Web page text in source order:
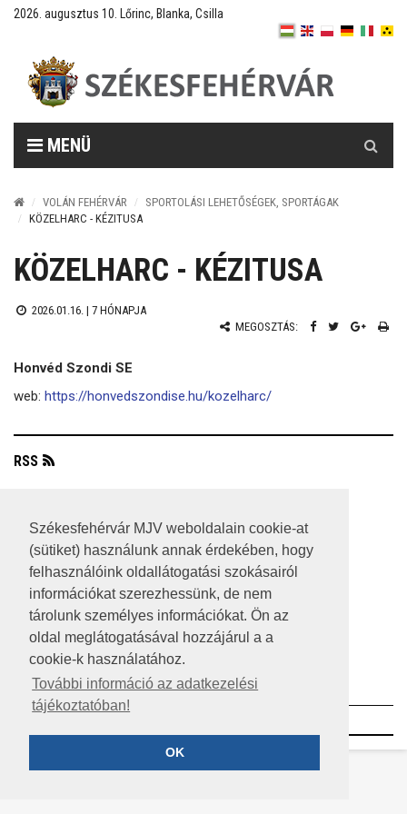
Székesfehérvár MJV weboldalain cookie-at
(sütiket) használunk annak érdekében, hogy
felhasználóink oldallátogatási szokásairól
információkat szerezhessünk, de nem
tárolunk személyes információkat. Ön az
oldal meglátogatásával hozzájárul a a
cookie-k használatához.
További információ az adatkezelési
tájékoztatóban!
OK
2026. augusztus 10. Lőrinc, Blanka, Csilla
MENÜ
VOLÁN FEHÉRVÁR
SPORTOLÁSI LEHETŐSÉGEK, SPORTÁGAK
KÖZELHARC - KÉZITUSA
KÖZELHARC - KÉZITUSA
2026.01.16. | 7 HÓNAPJA
MEGOSZTÁS:
Honvéd Szondi SE
web: https://honvedszondise.hu/kozelharc/
RSS
JOGI NYILATKOZAT
IMPRESSZUM
MÉDIAAJÁNLAT
KÖZÉRDEKŰ ADATOK
ADATVÉDELEM